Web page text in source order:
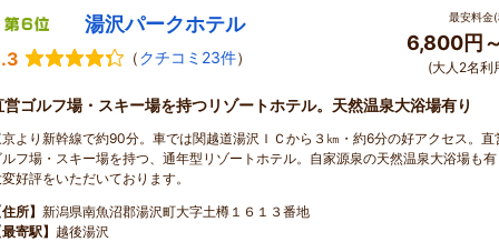
湯沢パークホテル
（クチコミ23件）
最安料金
6,800円～
(大人2名利
営ゴルフ場・スキー場を持つリゾートホテル。天然温泉大浴場有り
より新幹線で約90分。車では関越道湯沢ＩＣから３㎞・約6分の好アクセス。直
フ場・スキー場を持つ、通年型リゾートホテル。自家源泉の天然温泉大浴場も有
好評をいただいております。
所】 新潟県南魚沼郡湯沢町大字土樽１６１３番地
寄駅】 越後湯沢